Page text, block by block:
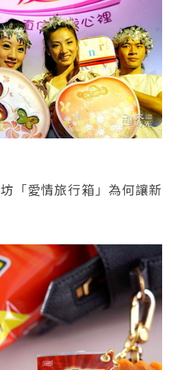
「愛情旅行箱」為何讓新